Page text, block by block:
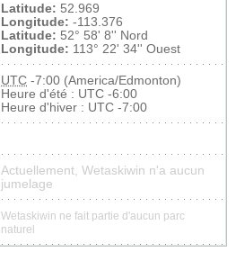
Latitude: 52.969
Longitude: -113.376
Latitude: 52° 58' 8'' Nord
Longitude: 113° 22' 34'' Ouest
UTC -7:00 (America/Edmonton)
Heure d'été : UTC -6:00
Heure d'hiver : UTC -7:00
Actuellement, Wetaskiwin n'a aucun
jumelage
Wetaskiwin ne fait partie d'aucun parc
naturel